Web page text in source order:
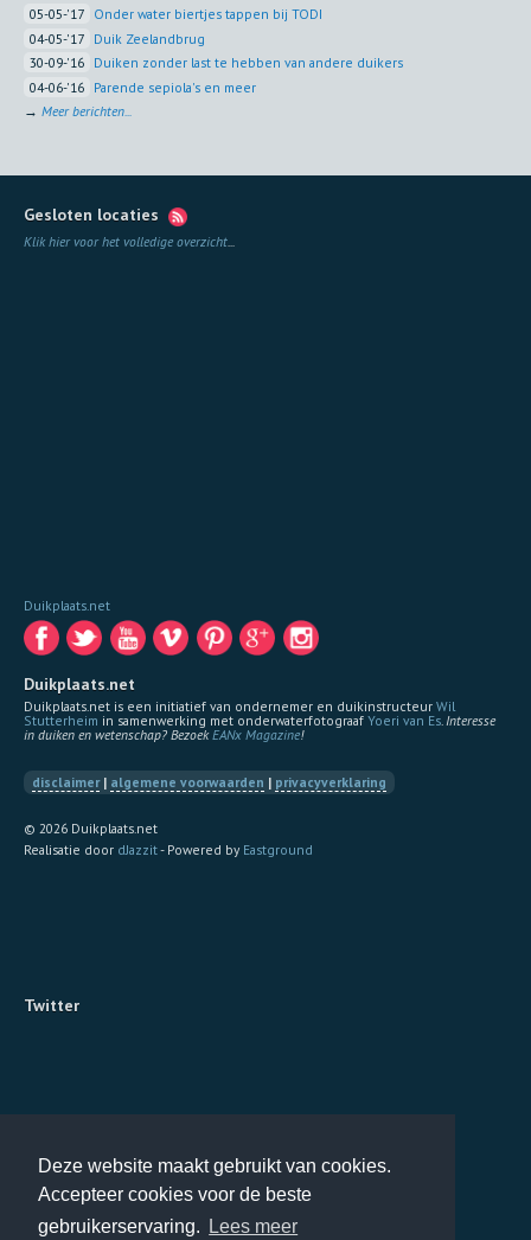
Deze website maakt gebruikt van cookies.
Accepteer cookies voor de beste
gebruikerservaring.
Lees meer
05-05-'17 Onder water biertjes tappen bij TODI
04-05-'17 Duik Zeelandbrug
30-09-'16 Duiken zonder last te hebben van andere duikers
04-06-'16 Parende sepiola's en meer
→ Meer berichten...
Gesloten locaties
Klik hier voor het volledige overzicht
Duikplaats.net
Duikplaats.net
Duikplaats.net is een initiatief van ondernemer en duikinstructeur Wil
Stutterheim in samenwerking met onderwaterfotograaf Yoeri van Es.Interesse
in duiken en wetenschap? BezoekEANx Magazine!
disclaimer| algemene voorwaarden | privacyverklaring
© 2026 Duikplaats.net
Realisatie door dJazzit- Powered by Eastground
Twitter